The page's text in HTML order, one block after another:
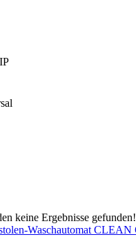
keine Ergebnisse gefunden!